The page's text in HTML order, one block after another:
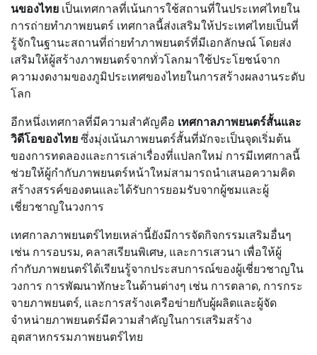
นของไทย เป็นเทศกาลที่เน้นการใช้สถานที่ในประเทศไทยใน
การถ่ายทำภาพยนตร์ เทศกาลนี้ส่งเสริมให้ประเทศไทยเป็นที่
รู้จักในฐานะสถานที่ถ่ายทำภาพยนตร์ที่มีเอกลักษณ์ โดยส่ง
เสริมให้ผู้สร้างภาพยนตร์จากทั่วโลกมาใช้ประโยชน์จาก
ความงดงามของภูมิประเทศของไทยในการสร้างผลงานระดับ
โลก
อีกหนึ่งเทศกาลที่มีความสำคัญคือ เทศกาลภาพยนตร์สั้นและ
วิดีโอของไทย ซึ่งมุ่งเน้นภาพยนตร์สั้นที่มักจะเป็นจุดเริ่มต้น
ของการทดลองและการเล่าเรื่องที่แปลกใหม่ การมีเทศกาลนี้
ช่วยให้ผู้กำกับภาพยนตร์หน้าใหม่สามารถนำเสนอความคิด
สร้างสรรค์ของตนและได้รับการยอมรับจากผู้ชมและผู้
เชี่ยวชาญในวงการ
เทศกาลภาพยนตร์ไทยเหล่านี้ยังมีการจัดกิจกรรมเสริมอื่นๆ
เช่น การอบรม, คลาสเรียนพิเศษ, และการเสวนา เพื่อให้ผู้
กำกับภาพยนตร์ได้เรียนรู้จากประสบการณ์ของผู้เชี่ยวชาญใน
วงการ การพัฒนาทักษะในด้านต่างๆ เช่น การตลาด, การกระ
จายภาพยนตร์, และการสร้างเครือข่ายกับผู้ผลิตและผู้จัด
จำหน่ายภาพยนตร์มีความสำคัญในการเสริมสร้าง
อุตสาหกรรมภาพยนตร์ไทย